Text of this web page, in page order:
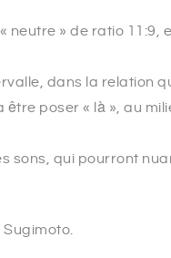
» de ratio 11:9,
dans la relation
poser « là », au
sons, qui pourront